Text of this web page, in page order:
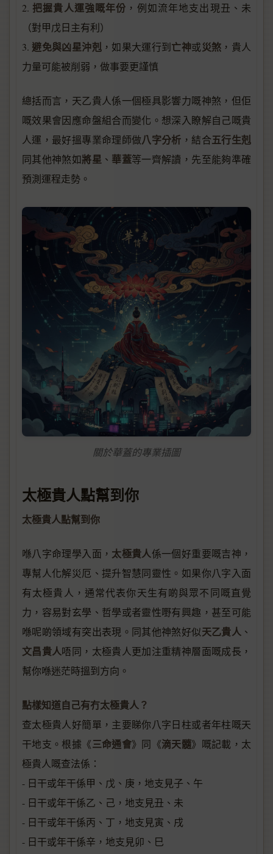
2. 把握貴人運強嘅年份 ，例如流年地支出現丑、未
（對甲戊日主有利）
3. 避免與凶星沖剋，如果大運行到亡神或災煞 ，貴人
力量可能被削弱，做事要更謹慎
總括而言，天乙貴人係一個極具影響力嘅神煞，但佢
嘅效果會因應命盤組合而變化。想深入瞭解自己嘅貴
人運，最好搵專業命理師做八字分析 ，結合五行生剋
同其他神煞如將星 、 華蓋等一齊解讀，先至能夠準確
預測運程走勢。
關於華蓋的專業插圖
太極貴人點幫到你
太極貴人點幫到你
喺八字命理學入面， 太極貴人係一個好重要嘅吉神，
專幫人化解災厄、提升智慧同靈性。如果你八字入面
有太極貴人，通常代表你天生有啲與眾不同嘅直覺
力，容易對玄學、哲學或者靈性嘢有興趣，甚至可能
喺呢啲領域有突出表現。同其他神煞好似天乙貴人 、
文昌貴人唔同，太極貴人更加注重精神層面嘅成長，
幫你喺迷茫時搵到方向。
點樣知道自己有冇太極貴人？
查太極貴人好簡單，主要睇你八字日柱或者年柱嘅天
干地支。根據《三命通會》同《滴天髓》嘅記載，太
極貴人嘅查法係：
- 日干或年干係甲、戊、庚，地支見子、午
- 日干或年干係乙、己，地支見丑、未
- 日干或年干係丙、丁，地支見寅、戌
- 日干或年干係辛，地支見卯、巳